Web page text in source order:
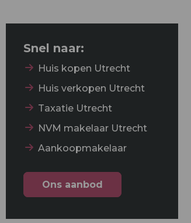
Snel naar:
Huis kopen Utrecht
Huis verkopen Utrecht
Taxatie Utrecht
NVM makelaar Utrecht
Aankoopmakelaar
Ons aanbod